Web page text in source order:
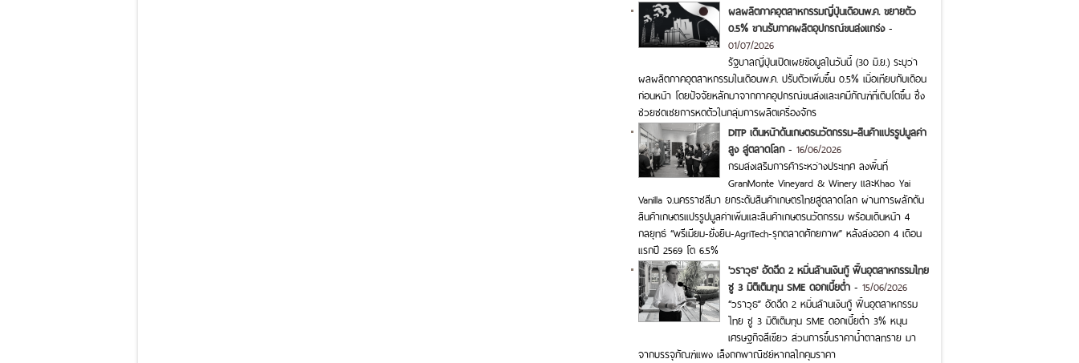
ผลผลิตภาคอุตสาหกรรมญี่ปุ่นเดือนพ.ค. ขยายตัว
0.5% ขานรับภาคผลิตอุปกรณ์ขนส่งแกร่ง-
01/07/2026
รัฐบาลญี่ปุ่นเปิดเผยข้อมูลในวันนี้ (30 มิ.ย.) ระบุว่า
ผลผลิตภาคอุตสาหกรรมในเดือนพ.ค. ปรับตัวเพิ่มขึ้น 0.5% เมื่อเทียบกับเดือน
ก่อนหน้า โดยปัจจัยหลักมาจากภาคอุปกรณ์ขนส่งและเคมีภัณฑ์ที่เติบโตขึ้น ซึ่ง
ช่วยชดเชยการหดตัวในกลุ่มการผลิตเครื่องจักร
DITP เดินหน้าดันเกษตรนวัตกรรม–สินค้าแปรรูปมูลค่า
สูง สู่ตลาดโลก- 16/06/2026
กรมส่งเสริมการค้าระหว่างประเทศ ลงพื้นที่
GranMonte Vineyard & Winery และKhao Yai
Vanilla จ.นครราชสีมา ยกระดับสินค้าเกษตรไทยสู่ตลาดโลก ผ่านการผลักดัน
สินค้าเกษตรแปรรูปมูลค่าเพิ่มและสินค้าเกษตรนวัตกรรม พร้อมเดินหน้า 4
กลยุทธ์ “พรีเมียม-ยั่งยืน-AgriTech-รุกตลาดศักยภาพ” หลังส่งออก 4 เดือน
แรกปี 2569 โต 6.5%
'วราวุธ' อัดฉีด 2 หมื่นล้านเงินกู้ ฟื้นอุตสาหกรรมไทย
ชู 3 มิติเติมทุน SME ดอกเบี้ยต่ำ - 15/06/2026
“วราวุธ” อัดฉีด 2 หมื่นล้านเงินกู้ ฟื้นอุตสาหกรรม
ไทย ชู 3 มิติเติมทุน SME ดอกเบี้ยต่ำ 3% หนุน
เศรษฐกิจสีเขียว ส่วนการขึ้นราคาน้ำตาลทราย มา
จากบรรจุภัณฑ์แพง เล็งถกพาณิชย์หากลไกคุมราคา